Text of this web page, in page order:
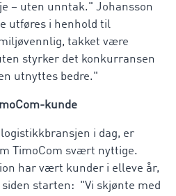
– uten unntak." Johansson
utføres i henhold til
takket være
styrker det konkurransen
utnyttes bedre."
kunde
i dag, er
TimoCom svært nyttige.
har vært kunder i elleve år,
starten: "Vi skjønte med